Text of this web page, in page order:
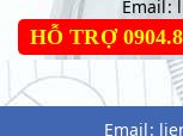
Email:
Hân
HỖ TRỢ
Email: